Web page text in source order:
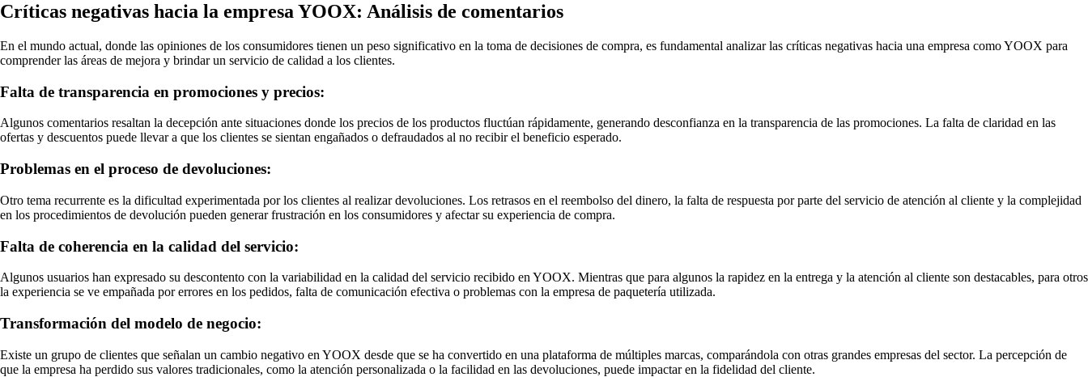
Críticas negativas hacia la empresa YOOX: Análisis de comentarios
En el mundo actual, donde las opiniones de los consumidores tienen un peso significativo en la toma de decisiones de compra, es fundamental analizar las críticas negativas hacia una empresa como YOOX para
comprender las áreas de mejora y brindar un servicio de calidad a los clientes.
Falta de transparencia en promociones y precios:
Algunos comentarios resaltan la decepción ante situaciones donde los precios de los productos fluctúan rápidamente, generando desconfianza en la transparencia de las promociones. La falta de claridad en las
ofertas y descuentos puede llevar a que los clientes se sientan engañados o defraudados al no recibir el beneficio esperado.
Problemas en el proceso de devoluciones:
Otro tema recurrente es la dificultad experimentada por los clientes al realizar devoluciones. Los retrasos en el reembolso del dinero, la falta de respuesta por parte del servicio de atención al cliente y la complejidad
en los procedimientos de devolución pueden generar frustración en los consumidores y afectar su experiencia de compra.
Falta de coherencia en la calidad del servicio:
Algunos usuarios han expresado su descontento con la variabilidad en la calidad del servicio recibido en YOOX. Mientras que para algunos la rapidez en la entrega y la atención al cliente son destacables, para otros
la experiencia se ve empañada por errores en los pedidos, falta de comunicación efectiva o problemas con la empresa de paquetería utilizada.
Transformación del modelo de negocio:
Existe un grupo de clientes que señalan un cambio negativo en YOOX desde que se ha convertido en una plataforma de múltiples marcas, comparándola con otras grandes empresas del sector. La percepción de
que la empresa ha perdido sus valores tradicionales, como la atención personalizada o la facilidad en las devoluciones, puede impactar en la fidelidad del cliente.